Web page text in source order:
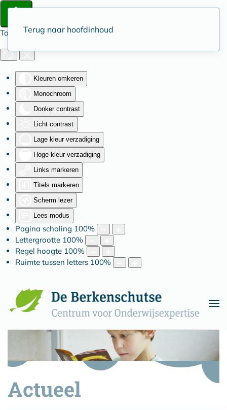
Toegankelijkheid
Kleuren omkeren
Monochroom
Donker contrast
Licht contrast
Lage kleur verzadiging
Hoge kleur verzadiging
Links markeren
Titels markeren
Scherm lezer
Lees modus
Pagina schaling 100%
Lettergrootte 100%
Regel hoogte 100%
Ruimte tussen letters 100%
Terug naar hoofdinhoud
Actueel